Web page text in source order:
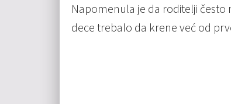
Napomenula je da roditelji često
dece trebalo da krene već od